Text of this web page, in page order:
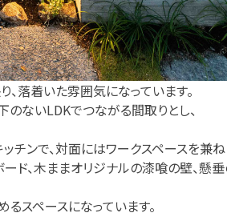
落着いた雰囲気になっています。
のないLDKでつながる間取りとし、
ンで、対面にはワークスペースを兼
ド、木ままオリジナルの漆喰の壁、懸
スペースになっています。